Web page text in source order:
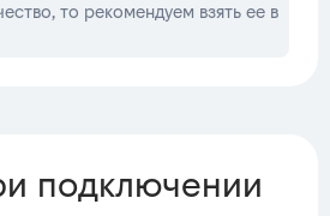
то рекомендуем взять ее в
подключении